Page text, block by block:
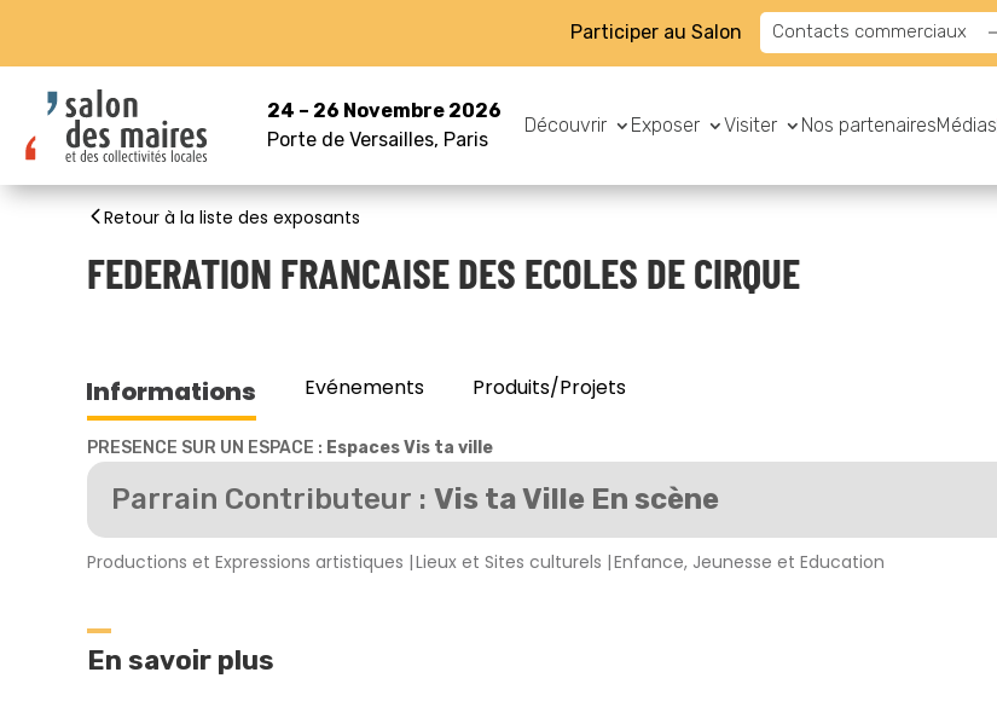
Participer au Salon Contacts commerciaux
24 – 26 Novembre 2026
Porte de Versailles, Paris
Découvrir Exposer Visiter Nos partenairesMédias
Retour à la liste des exposants
FEDERATION FRANCAISE DES ECOLES DE CIRQUE
Informations Evénements Produits/Projets
PRESENCE SUR UN ESPACE : Espaces Vis ta ville
Parrain Contributeur : Vis ta Ville En scène
Productions et Expressions artistiques Lieux et Sites culturels Enfance, Jeunesse et Education
En savoir plus